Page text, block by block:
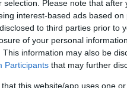
selection. Please note that
interest-based ads based
to third parties prior to
of your personal
This information may also be
Participants that may further
that this website/app uses one
Sardegna.
di tutta la merce di un
per un
per un